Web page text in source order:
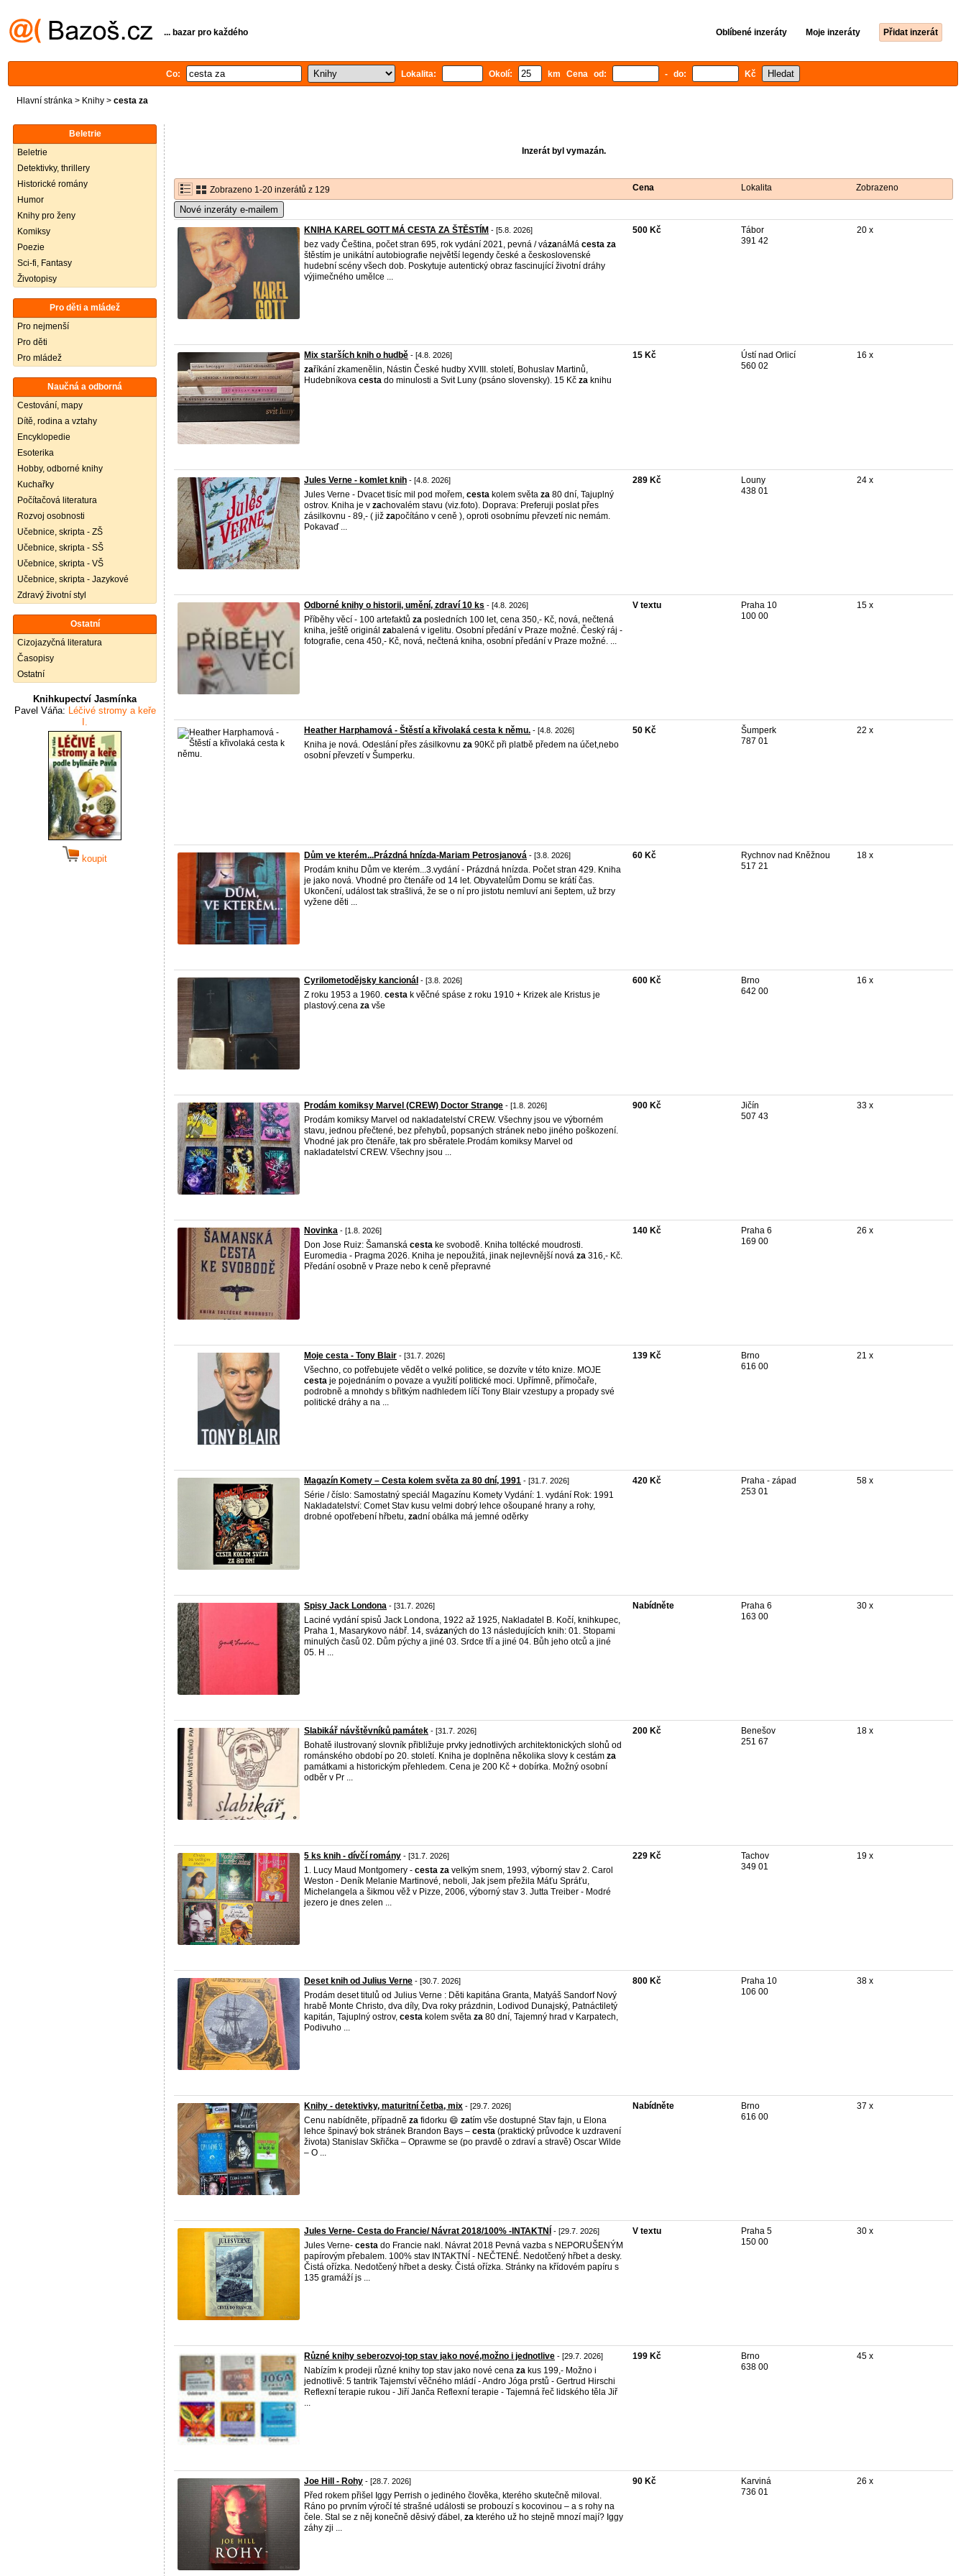
... bazar pro každého Oblíbené inzeráty Moje inzeráty Přidat inzerát
Co: Lokalita: Okolí: km Cena od: - do: Kč
Hlavní stránka > Knihy > cesta za
Beletrie
Beletrie
Detektivky, thrillery
Historické romány
Humor
Knihy pro ženy
Komiksy
Poezie
Sci-fi, Fantasy
Životopisy
Pro děti a mládež
Pro nejmenší
Pro děti
Pro mládež
Naučná a odborná
Cestování, mapy
Dítě, rodina a vztahy
Encyklopedie
Esoterika
Hobby, odborné knihy
Kuchařky
Počítačová literatura
Rozvoj osobnosti
Učebnice, skripta - ZŠ
Učebnice, skripta - SŠ
Učebnice, skripta - VŠ
Učebnice, skripta - Jazykové
Zdravý životní styl
Ostatní
Cizojazyčná literatura
Časopisy
Ostatní
Knihkupectví Jasmínka
Pavel Váňa: Léčivé stromy a keře
I.
koupit
Inzerát byl vymazán.
Zobrazeno 1-20 inzerátů z 129 Cena Lokalita Zobrazeno
Nové inzeráty e-mailem
KNIHA KAREL GOTT MÁ CESTA ZA ŠTĚSTÍM - [5.8. 2026]
bez vady Čeština, počet stran 695, rok vydání 2021, pevná / vázanáMá cesta za
štěstím je unikátní autobiografie největší legendy české a československé
hudební scény všech dob. Poskytuje autentický obraz fascinující životní dráhy
výjimečného umělce ...
500 Kč
Tábor
391 42
20 x
Mix starších knih o hudbě - [4.8. 2026]
zaříkání zkamenělin, Nástin České hudby XVIII. století, Bohuslav Martinů,
Hudebníkova cesta do minulosti a Svit Luny (psáno slovensky). 15 Kč za knihu
15 Kč
Ústí nad Orlicí
560 02
16 x
Jules Verne - komlet knih - [4.8. 2026]
Jules Verne - Dvacet tisíc mil pod mořem, cesta kolem světa za 80 dní, Tajuplný
ostrov. Kniha je v zachovalém stavu (viz.foto). Doprava: Preferuji poslat přes
zásilkovnu - 89,- ( již započítáno v ceně ), oproti osobnímu převzetí nic nemám.
Pokavaď ...
289 Kč
Louny
438 01
24 x
Odborné knihy o historii, umění, zdraví 10 ks - [4.8. 2026]
Příběhy věcí - 100 artefaktů za posledních 100 let, cena 350,- Kč, nová, nečtená
kniha, ještě originál zabalená v igelitu. Osobní předání v Praze možné. Český ráj -
fotografie, cena 450,- Kč, nová, nečtená kniha, osobní předání v Praze možné. ...
V textu
Praha 10
100 00
15 x
Heather Harphamová - Štěstí a křivolaká cesta k němu. - [4.8. 2026]
Kniha je nová. Odeslání přes zásilkovnu za 90Kč při platbě předem na účet,nebo
osobní převzetí v Šumperku.
50 Kč
Šumperk
787 01
22 x
Dům ve kterém...Prázdná hnízda-Mariam Petrosjanová - [3.8. 2026]
Prodám knihu Dům ve kterém...3.vydání - Prázdná hnízda. Počet stran 429. Kniha
je jako nová. Vhodné pro čtenáře od 14 let. Obyvatelům Domu se krátí čas.
Ukončení, událost tak strašlivá, že se o ní pro jistotu nemluví ani šeptem, už brzy
vyžene děti ...
60 Kč
Rychnov nad Kněžnou
517 21
18 x
Cyrilometodějsky kancionál - [3.8. 2026]
Z roku 1953 a 1960. cesta k věčné spáse z roku 1910 + Krizek ale Kristus je
plastový.cena za vše
600 Kč
Brno
642 00
16 x
Prodám komiksy Marvel (CREW) Doctor Strange - [1.8. 2026]
Prodám komiksy Marvel od nakladatelství CREW. Všechny jsou ve výborném
stavu, jednou přečtené, bez přehybů, popsaných stránek nebo jiného poškození.
Vhodné jak pro čtenáře, tak pro sběratele.Prodám komiksy Marvel od
nakladatelství CREW. Všechny jsou ...
900 Kč
Jičín
507 43
33 x
Novinka - [1.8. 2026]
Don Jose Ruiz: Šamanská cesta ke svobodě. Kniha toltécké moudrosti.
Euromedia - Pragma 2026. Kniha je nepoužitá, jinak nejlevnější nová za 316,- Kč.
Předání osobně v Praze nebo k ceně přepravné
140 Kč
Praha 6
169 00
26 x
Moje cesta - Tony Blair - [31.7. 2026]
Všechno, co potřebujete vědět o velké politice, se dozvíte v této knize. MOJE
cesta je pojednáním o povaze a využití politické moci. Upřímně, přímočaře,
podrobně a mnohdy s břitkým nadhledem líčí Tony Blair vzestupy a propady své
politické dráhy a na ...
139 Kč
Brno
616 00
21 x
Magazín Komety – Cesta kolem světa za 80 dní, 1991 - [31.7. 2026]
Série / číslo: Samostatný speciál Magazínu Komety Vydání: 1. vydání Rok: 1991
Nakladatelství: Comet Stav kusu velmi dobrý lehce ošoupané hrany a rohy,
drobné opotřebení hřbetu, zadní obálka má jemné oděrky
420 Kč
Praha - západ
253 01
58 x
Spisy Jack Londona - [31.7. 2026]
Laciné vydání spisů Jack Londona, 1922 až 1925, Nakladatel B. Kočí, knihkupec,
Praha 1, Masarykovo nábř. 14, svázaných do 13 následujících knih: 01. Stopami
minulých časů 02. Dům pýchy a jiné 03. Srdce tří a jiné 04. Bůh jeho otců a jiné
05. H ...
Nabídněte
Praha 6
163 00
30 x
Slabikář návštěvníků památek - [31.7. 2026]
Bohatě ilustrovaný slovník přibližuje prvky jednotlivých architektonických slohů od
románského období po 20. století. Kniha je doplněna několika slovy k cestám za
památkami a historickým přehledem. Cena je 200 Kč + dobírka. Možný osobní
odběr v Pr ...
200 Kč
Benešov
251 67
18 x
5 ks knih - dívčí romány - [31.7. 2026]
1. Lucy Maud Montgomery - cesta za velkým snem, 1993, výborný stav 2. Carol
Weston - Deník Melanie Martinové, neboli, Jak jsem přežila Máťu Spráťu,
Michelangela a šikmou věž v Pizze, 2006, výborný stav 3. Jutta Treiber - Modré
jezero je dnes zelen ...
229 Kč
Tachov
349 01
19 x
Deset knih od Julius Verne - [30.7. 2026]
Prodám deset titulů od Julius Verne : Děti kapitána Granta, Matyáš Sandorf Nový
hrabě Monte Christo, dva díly, Dva roky prázdnin, Lodivod Dunajský, Patnáctiletý
kapitán, Tajuplný ostrov, cesta kolem světa za 80 dní, Tajemný hrad v Karpatech,
Podivuho ...
800 Kč
Praha 10
106 00
38 x
Knihy - detektivky, maturitní četba, mix - [29.7. 2026]
Cenu nabídněte, případně za fidorku 😄 zatím vše dostupné Stav fajn, u Elona
lehce špinavý bok stránek Brandon Bays – cesta (praktický průvodce k uzdravení
života) Stanislav Skřička – Oprawme se (po pravdě o zdraví a stravě) Oscar Wilde
– O ...
Nabídněte
Brno
616 00
37 x
Jules Verne- Cesta do Francie/ Návrat 2018/100% -INTAKTNÍ - [29.7. 2026]
Jules Verne- cesta do Francie nakl. Návrat 2018 Pevná vazba s NEPORUŠENÝM
papírovým přebalem. 100% stav INTAKTNÍ - NEČTENÉ. Nedotčený hřbet a desky.
Čistá ořízka. Nedotčený hřbet a desky. Čistá ořízka. Stránky na křídovém papíru s
135 gramáží js ...
V textu
Praha 5
150 00
30 x
Různé knihy seberozvoj-top stav jako nové,možno i jednotlive - [29.7. 2026]
Nabízím k prodeji různé knihy top stav jako nové cena za kus 199,- Možno i
jednotlivě: 5 tantrik Tajemství věčného mládí - Andro Jóga prstů - Gertrud Hirschi
Reflexní terapie rukou - Jiří Janča Reflexní terapie - Tajemná řeč lidského těla Jiř
...
199 Kč
Brno
638 00
45 x
Joe Hill - Rohy - [28.7. 2026]
Před rokem přišel Iggy Perrish o jediného člověka, kterého skutečně miloval.
Ráno po prvním výročí té strašné události se probouzí s kocovinou – a s rohy na
čele. Stal se z něj konečně děsivý ďábel, za kterého už ho stejně mnozí mají? Iggy
záhy zji ...
90 Kč
Karviná
736 01
26 x